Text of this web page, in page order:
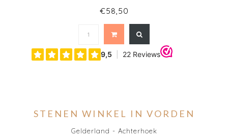
€58,50
STENEN WINKEL IN VORDEN
Gelderland - Achterhoek